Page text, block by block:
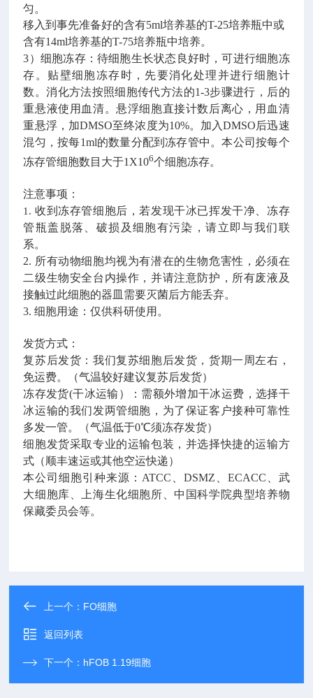
匀。
移入到事先准备好的含有5ml培养基的T-25培养瓶中或
含有14ml培养基的T-75培养瓶中培养。
3）细胞冻存：待细胞生长状态良好时，可进行细胞冻
存。贴壁细胞冻存时，先要消化处理并进行细胞计
数。消化方法按照细胞传代方法的1-3步骤进行，后的
重悬液使用血清。悬浮细胞直接计数后离心，用血清
重悬浮，加DMSO至终浓度为10%。加入DMSO后迅速
混匀，按每1ml的数量分配到冻存管中。本公司按每个
冻存管细胞数目大于1X106个细胞冻存。
注意事项：
1.收到冻存管细胞后，若发现干冰已挥发干净、冻存
管瓶盖脱落、破损及细胞有污染，请立即与我们联
系。
2. 所有动物细胞均视为有潜在的生物危害性，必须在
二级生物安全台内操作，并请注意防护，所有废液及
接触过此细胞的器皿需要灭菌后方能丢弃。
3.细胞用途：仅供科研使用。
发货方式：
复苏后发货：我们复苏细胞后发货，货期一周左右，
免运费。（气温较好建议复苏后发货）
冻存发货(干冰运输）：需额外增加干冰运费，选择干
冰运输的我们发两管细胞，为了保证客户接种可靠性
多发一管。（气温低于0℃须冻存发货）
细胞发货采取专业的运输包装，并选择快捷的运输方
式（顺丰速运或其他空运快递）
本公司细胞引种来源：ATCC、DSMZ、ECACC、武
大细胞库、上海生化细胞所、中国科学院典型培养物
保藏委员会等。
上一个： FO细胞
返回列表
下一个： hFOB 1.19细胞